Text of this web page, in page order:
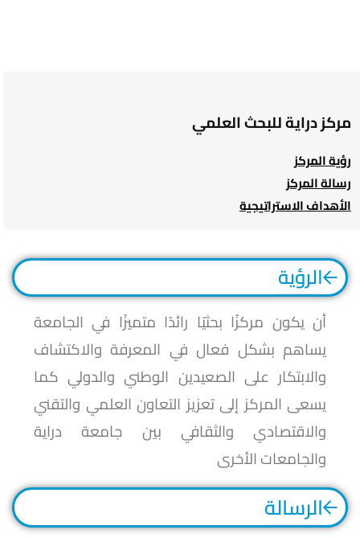
مركز دراية للبحث العلمي
رؤية المركز
رسالة المركز
الأهداف الاستراتيجية
الرؤية
أن يكون مركزًا بحثيًا رائدًا متميزًا في الجامعة
يساهم بشكل فعال في المعرفة والاكتشاف
والابتكار على الصعيدين الوطني والدولي كما
يسعى المركز إلى تعزيز التعاون العلمي والتقني
والاقتصادي والثقافي بين جامعة دراية
والجامعات الأخرى
الرسالة